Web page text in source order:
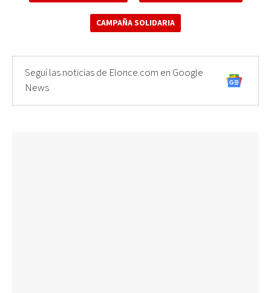
CAMPAÑA SOLIDARIA
Seguí las noticias de Elonce.com en Google
News